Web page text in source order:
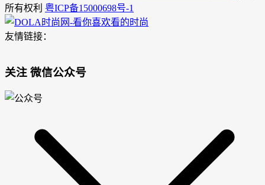
所有权利 粤ICP备15000698号-1
友情链接：
关注 微信公众号